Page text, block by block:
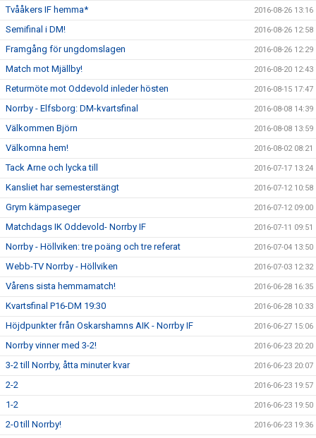
Tvååkers IF hemma* 2016-08-26 13:16
Semifinal i DM! 2016-08-26 12:58
Framgång för ungdomslagen 2016-08-26 12:29
Match mot Mjällby! 2016-08-20 12:43
Returmöte mot Oddevold inleder hösten 2016-08-15 17:47
Norrby - Elfsborg: DM-kvartsfinal 2016-08-08 14:39
Välkommen Björn 2016-08-08 13:59
Välkomna hem! 2016-08-02 08:21
Tack Arne och lycka till 2016-07-17 13:24
Kansliet har semesterstängt 2016-07-12 10:58
Grym kämpaseger 2016-07-12 09:00
Matchdags IK Oddevold- Norrby IF 2016-07-11 09:51
Norrby - Höllviken: tre poäng och tre referat 2016-07-04 13:50
Webb-TV Norrby - Höllviken 2016-07-03 12:32
Vårens sista hemmamatch! 2016-06-28 16:35
Kvartsfinal P16-DM 19:30 2016-06-28 10:33
Höjdpunkter från Oskarshamns AIK - Norrby IF 2016-06-27 15:06
Norrby vinner med 3-2! 2016-06-23 20:20
3-2 till Norrby, åtta minuter kvar 2016-06-23 20:07
2-2 2016-06-23 19:57
1-2 2016-06-23 19:50
2-0 till Norrby! 2016-06-23 19:36